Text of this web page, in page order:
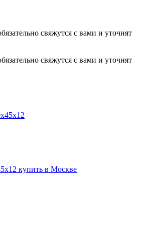
свяжутся с вами и уточнят
свяжутся с вами и уточнят
купить в Москве